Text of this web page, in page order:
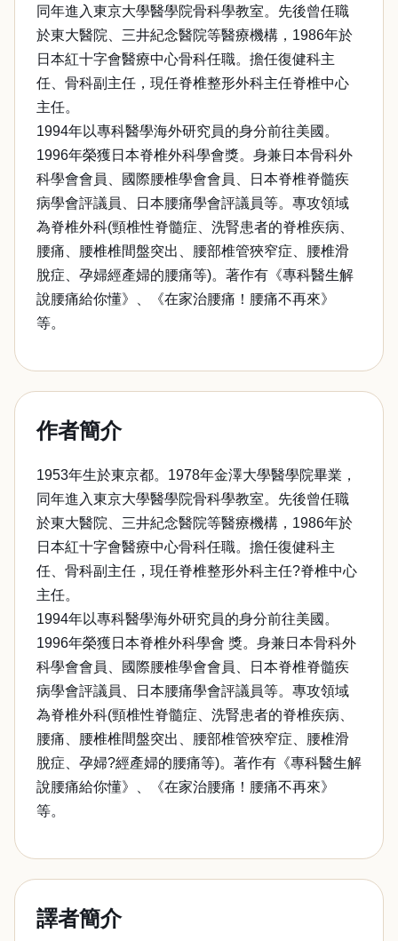
同年進入東京大學醫學院骨科學教室。先後曾任職
於東大醫院、三井紀念醫院等醫療機構，1986年於
日本紅十字會醫療中心骨科任職。擔任復健科主
任、骨科副主任，現任脊椎整形外科主任脊椎中心
主任。
1994年以專科醫學海外研究員的身分前往美國。
1996年榮獲日本脊椎外科學會獎。身兼日本骨科外
科學會會員、國際腰椎學會會員、日本脊椎脊髓疾
病學會評議員、日本腰痛學會評議員等。專攻領域
為脊椎外科(頸椎性脊髓症、洗腎患者的脊椎疾病、
腰痛、腰椎椎間盤突出、腰部椎管狹窄症、腰椎滑
脫症、孕婦經產婦的腰痛等)。著作有《專科醫生解
說腰痛給你懂》、《在家治腰痛！腰痛不再來》
等。
作者簡介
1953年生於東京都。1978年金澤大學醫學院畢業，
同年進入東京大學醫學院骨科學教室。先後曾任職
於東大醫院、三井紀念醫院等醫療機構，1986年於
日本紅十字會醫療中心骨科任職。擔任復健科主
任、骨科副主任，現任脊椎整形外科主任?脊椎中心
主任。
1994年以專科醫學海外研究員的身分前往美國。
1996年榮獲日本脊椎外科學會 獎。身兼日本骨科外
科學會會員、國際腰椎學會會員、日本脊椎脊髓疾
病學會評議員、日本腰痛學會評議員等。專攻領域
為脊椎外科(頸椎性脊髓症、洗腎患者的脊椎疾病、
腰痛、腰椎椎間盤突出、腰部椎管狹窄症、腰椎滑
脫症、孕婦?經產婦的腰痛等)。著作有《專科醫生解
說腰痛給你懂》、《在家治腰痛！腰痛不再來》
等。
譯者簡介